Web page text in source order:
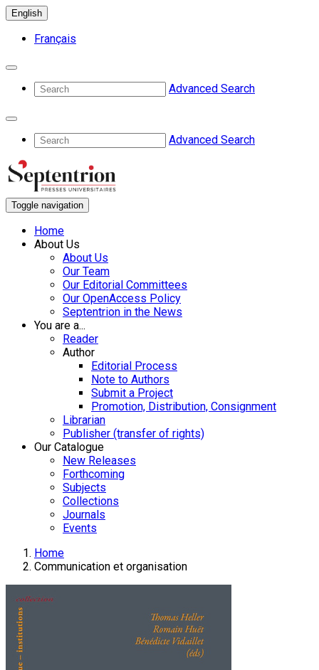
English
Français
Advanced Search
Advanced Search
Toggle navigation
Home
About Us
About Us
Our Team
Our Editorial Committees
Our OpenAccess Policy
Septentrion in the News
You are a...
Reader
Author
Editorial Process
Note to Authors
Submit a Project
Promotion, Distribution, Consignment
Librarian
Publisher (transfer of rights)
Our Catalogue
New Releases
Forthcoming
Subjects
Collections
Journals
Events
Home
Communication et organisation